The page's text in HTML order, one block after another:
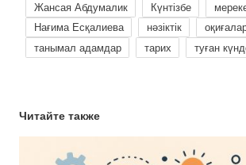
Жансая Абдумалик
Күнтізбе
Нағима Есқалиева
нәзіктік
танымал адамдар
тарих туған
Читайте также